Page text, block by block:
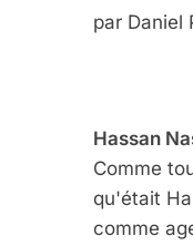
par Daniel
Hassan
Comme
qu'était
comme